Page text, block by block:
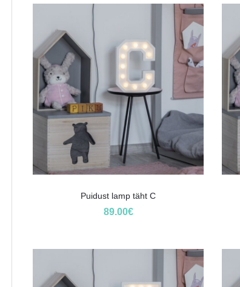
Puidust lamp täht C
89.00€